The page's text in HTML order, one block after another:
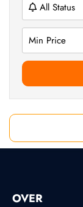
All Status
Min Price
OVER